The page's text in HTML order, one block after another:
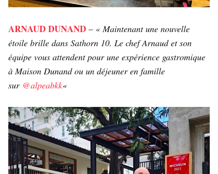
ARNAUDDUNAND – « Maintenant une nouvelle
étoile brille dans Sathorn 10. Le chef Arnaud et son
équipe vous attendent pour une expérience gastromique
à Maison Dunand ou un déjeuner en famille
sur @alpeabkk«